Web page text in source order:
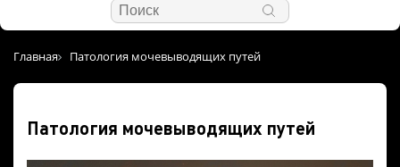
Главная Патология мочевыводящих путей
Патология мочевыводящих путей